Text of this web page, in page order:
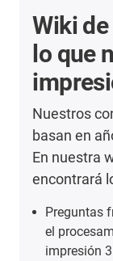
Wiki
lo que
Nuestros
basan en
En nuestra
encontrará
Preguntas
el
impresión